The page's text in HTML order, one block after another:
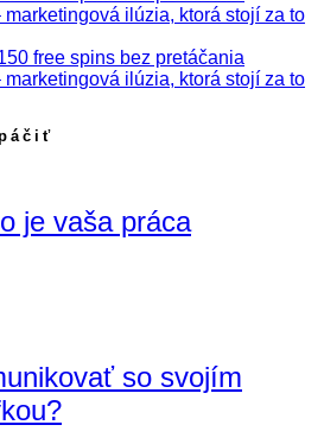
ilúzia, ktorá stojí za to
free spins bez pretáčania
ilúzia, ktorá stojí za to
je vaša práca
so svojím